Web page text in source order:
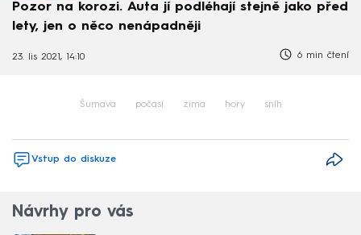
Pozor na korozi. Auta jí podléhají stejně jako před
lety, jen o něco nenápadněji
23. lis 2021, 14:10 6 min čtení
Šumava počasí zima hory sníh
Vstup do diskuze
Návrhy pro vás